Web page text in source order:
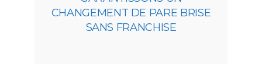
CHANGEMENT DE PARE BRISE
SANS FRANCHISE